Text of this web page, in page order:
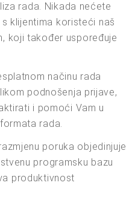
rada. Nikada nećete
klijentima koristeći naš
koji također uspoređuje
načinu rada
podnošenja prijave,
i pomoći Vam u
rada.
poruka objedinjuje
programsku bazu
produktivnost